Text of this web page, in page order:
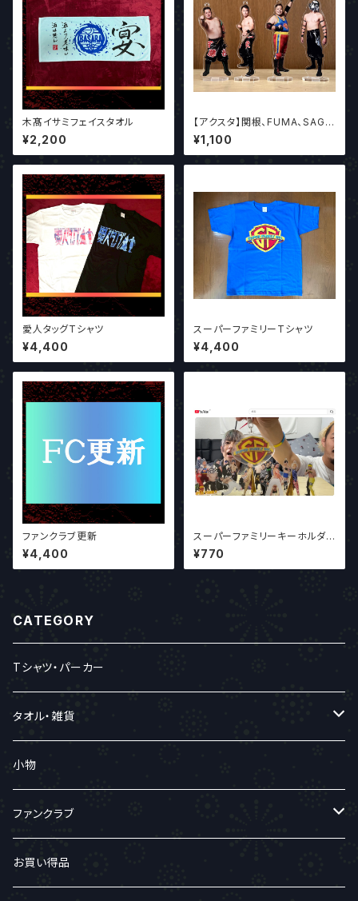
木髙イサミフェイスタオル
¥2,200
【アクスタ】関根、FUMA、SAGA
T、リル
¥1,100
愛人タッグTシャツ
¥4,400
スーパーファミリーTシャツ
¥4,400
ファンクラブ更新
¥4,400
スーパーファミリーキーホルダ
ー
¥770
CATEGORY
Tシャツ・パーカー
タオル・雑貨
タオル
バンダナ
ハンカチ
小物
ファンクラブ
ファンクラブ入会
お買い得品